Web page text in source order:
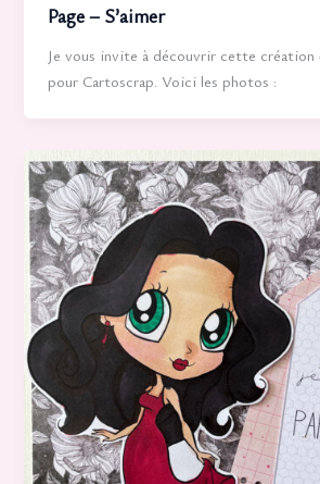
Page – S’aimer
Je vous invite à découvrir cette création
pour Cartoscrap. Voici les photos :